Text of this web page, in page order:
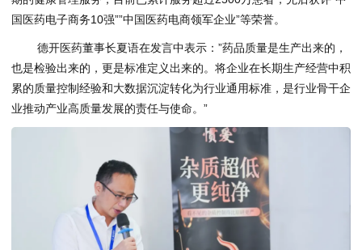
国医药电子商务10强””中国医药电商领军企业”等荣誉。
德开医药董事长夏语在发言中表示：”药品质量是生产出来的，
也是检验出来的，更是标准定义出来的。将企业在长期生产经营中积
累的质量控制经验和大数据沉淀转化为行业通用标准，是行业骨干企
业推动产业高质量发展的责任与使命。”